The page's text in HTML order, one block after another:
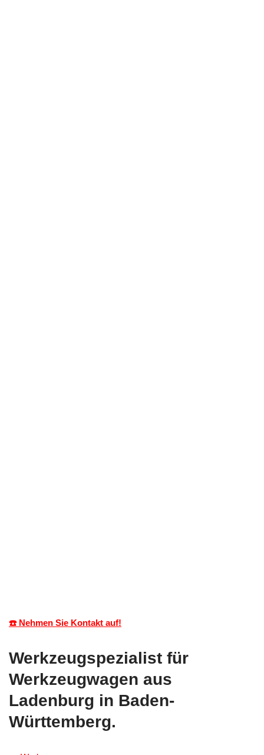
☎️ Nehmen Sie Kontakt auf!
Werkzeugspezialist für
Werkzeugwagen aus
Ladenburg in Baden-
Württemberg.